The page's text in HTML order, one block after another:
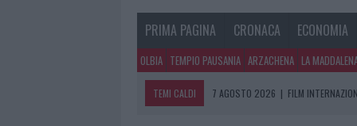
PRIMA PAGINA CRONACA ECONOMIA
OLBIA TEMPIO PAUSANIA ARZACHENA LA
TEMI CALDI 7 AGOSTO 2026 | FILM